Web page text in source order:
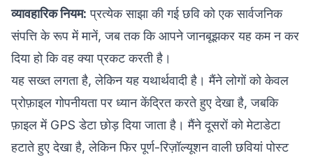
व्यावहारिक नियम: प्रत्येक साझा की गई छवि को एक सार्वजनिक
संपत्ति के रूप में मानें, जब तक कि आपने जानबूझकर यह कम न कर
दिया हो कि वह क्या प्रकट करती है।
यह सख्त लगता है, लेकिन यह यथार्थवादी है। मैंने लोगों को केवल
प्रोफ़ाइल गोपनीयता पर ध्यान केंद्रित करते हुए देखा है, जबकि
फ़ाइल में GPS डेटा छोड़ दिया जाता है। मैंने दूसरों को मेटाडेटा
हटाते हुए देखा है, लेकिन फिर पूर्ण-रिज़ॉल्यूशन वाली छवियां पोस्ट